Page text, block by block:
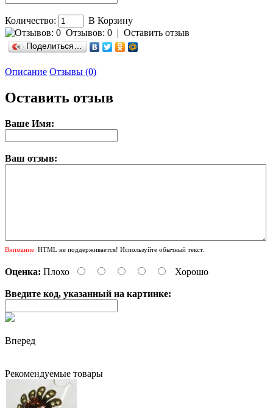
Количество:
В Корзину
Отзывов: 0 | Оставить отзыв
Поделиться…
Описание Отзывы (0)
Оставить отзыв
Ваше Имя:
Ваш отзыв:
Внимание: HTML не поддерживается! Используйте обычный текст.
Оценка: Плохо Хорошо
Введите код, указанный на картинке:
Вперед
Рекомендуемые товары